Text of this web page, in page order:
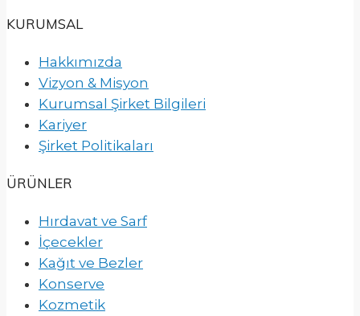
KURUMSAL
Hakkımızda
Vizyon & Misyon
Kurumsal Şirket Bilgileri
Kariyer
Şirket Politikaları
ÜRÜNLER
Hırdavat ve Sarf
İçecekler
Kağıt ve Bezler
Konserve
Kozmetik